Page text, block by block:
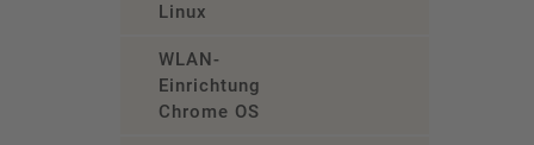
Linux
WLAN-
Einrichtung
Chrome OS